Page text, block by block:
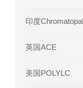
印度
英国ACE
美国POLYLC